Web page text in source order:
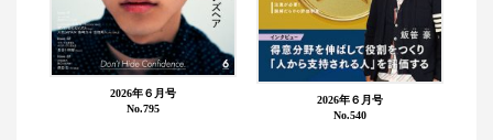
2026年６月号
No.795
2026年６月号
No.540